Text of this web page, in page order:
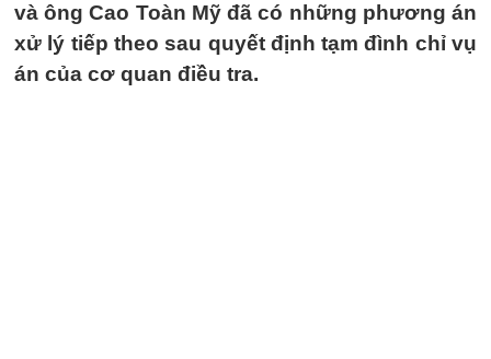
và ông Cao Toàn Mỹ đã có những phương án
xử lý tiếp theo sau quyết định tạm đình chỉ vụ
án của cơ quan điều tra.